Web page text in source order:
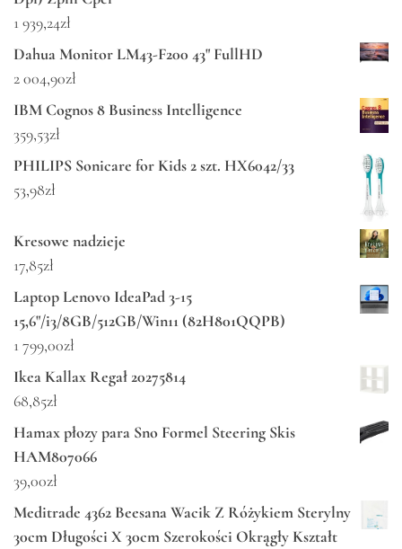
1 939,24zł
Dahua Monitor LM43-F200 43" FullHD
2 004,90zł
IBM Cognos 8 Business Intelligence
359,53zł
PHILIPS Sonicare for Kids 2 szt. HX6042/33
53,98zł
Kresowe nadzieje
17,85zł
Laptop Lenovo IdeaPad 3-15
15,6"/i3/8GB/512GB/Win11 (82H801QQPB)
1 799,00zł
Ikea Kallax Regał 20275814
68,85zł
Hamax płozy para Sno Formel Steering Skis
HAM807066
39,00zł
Meditrade 4362 Beesana Wacik Z Różykiem Sterylny
30cm Długości X 30cm Szerokości Okrągły Kształt